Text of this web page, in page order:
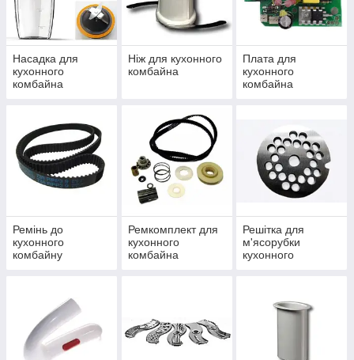
Насадка для
кухонного
комбайна
Ніж для кухонного
комбайна
Плата для
кухонного
комбайна
Ремінь до
кухонного
комбайну
Ремкомплект для
кухонного
комбайна
Решітка для
м'ясорубки
кухонного